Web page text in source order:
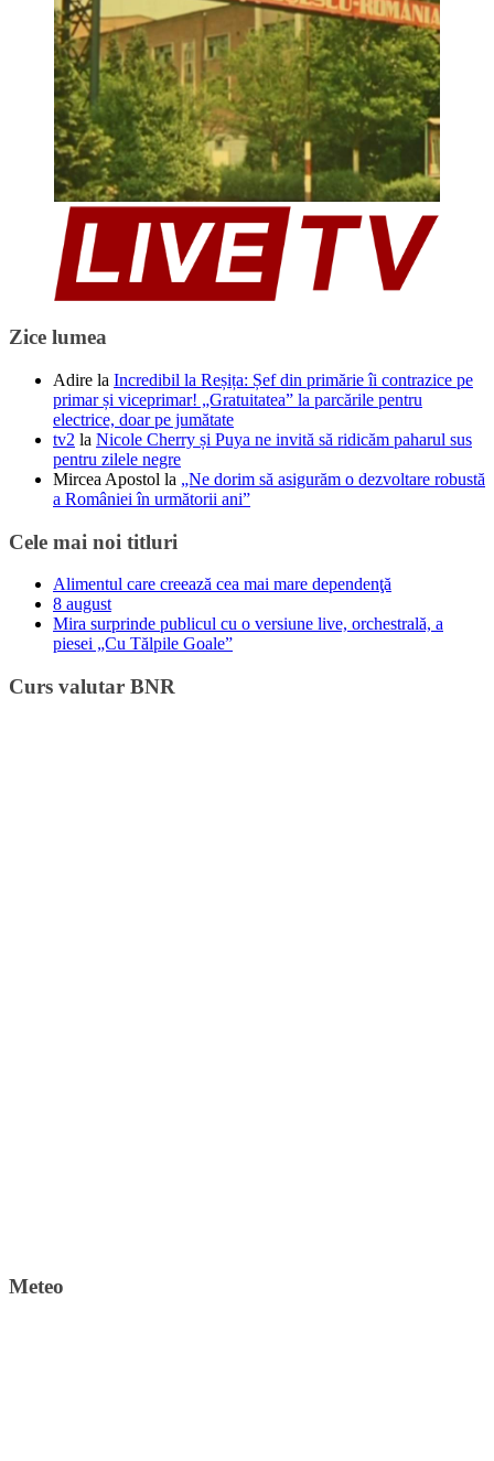
Zice lumea
Adire la Incredibil la Reșița: Șef din primărie îi contrazice pe
primar și viceprimar! „Gratuitatea” la parcările pentru
electrice, doar pe jumătate
tv2 la Nicole Cherry și Puya ne invită să ridicăm paharul sus
pentru zilele negre
Mircea Apostol la „Ne dorim să asigurăm o dezvoltare robustă
a României în următorii ani”
Cele mai noi titluri
Alimentul care creează cea mai mare dependenţă
8 august
Mira surprinde publicul cu o versiune live, orchestrală, a
piesei „Cu Tălpile Goale”
Curs valutar BNR
Meteo